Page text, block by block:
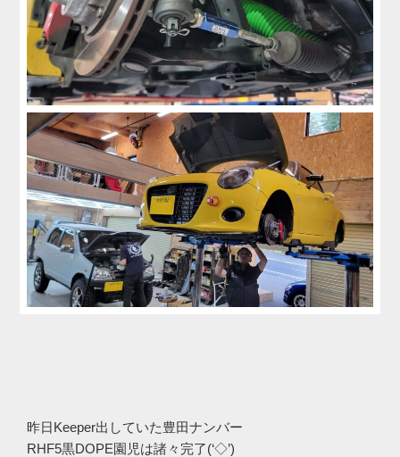
昨日Keeper出していた豊田ナンバー
RHF5黒DOPE園児は諸々完了(‘◇’)ゞ